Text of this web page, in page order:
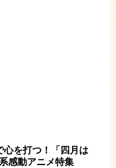
心を打つ！「四月は
感動アニメ特集